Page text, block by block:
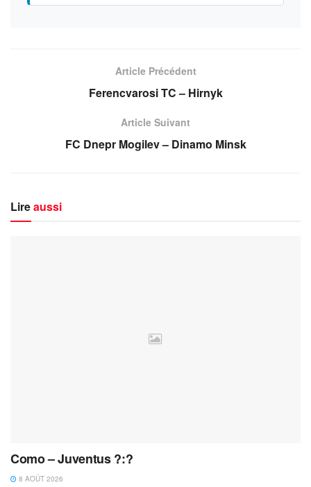
Article Précédent
Ferencvarosi TC – Hirnyk
Article Suivant
FC Dnepr Mogilev – Dinamo Minsk
Lireaussi
Como – Juventus ?:?
8 AOÛT 2026